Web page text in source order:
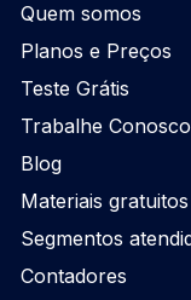
Quem somos
Planos e Preços
Teste Grátis
Trabalhe Conosco
Blog
Materiais gratuitos
Segmentos
Contadores